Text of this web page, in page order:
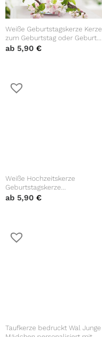
Weiße Geburtstagskerze Kerze
zum Geburtstag oder Geburt
Rosenkranz mit Namen Zahl
ab 5,90€
Weiße Hochzeitskerze
Geburtstagskerze
geometrischer Rahmen mit
ab 5,90€
Taufkerze bedruckt Wal Junge